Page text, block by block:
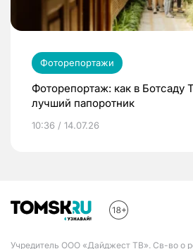
Фоторепортажи
Фоторепортаж: как в Ботсаду
лучший папоротник
10:36 / 14.07.26
Учредитель ООО «Дайджест ТВ». Св-во